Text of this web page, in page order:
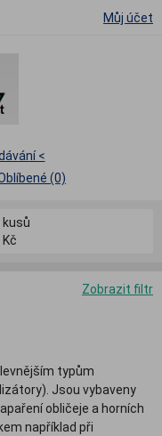
Můj účet
kusů
Kč
<
(0)
Zobrazit filtr
typům
Jsou vybaveny
obličeje a horních
například při